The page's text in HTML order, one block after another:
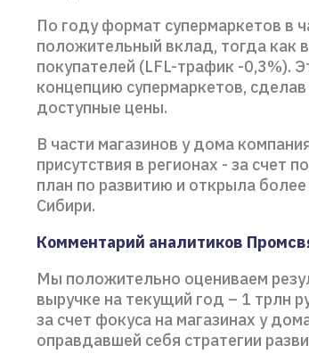
По году формат супермаркетов в
положительный вклад, тогда как
покупателей (LFL-трафик -0,3%).
концепцию супермаркетов,
доступные цены.
В части магазинов у дома
присутствия в регионах - за счет
план по развитию и открыла
Сибири.
Комментарий аналитиков
Мы положительно оцениваем
выручке на текущий год – 1 трлн
за счет фокуса на магазинах у
оправдавшей себя стратегии